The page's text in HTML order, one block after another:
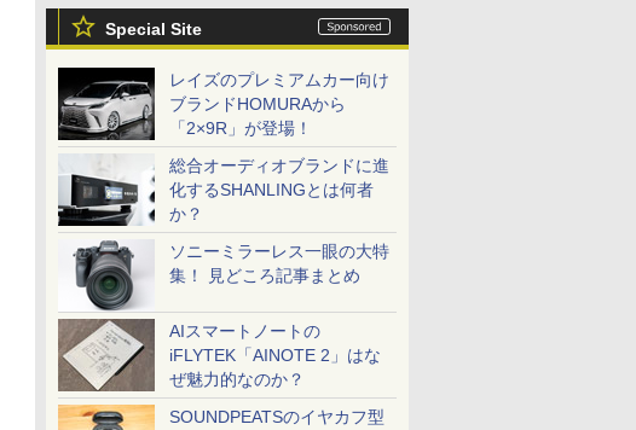
Special Site
レイズのプレミアムカー向け
ブランドHOMURAから
「2×9R」が登場！
総合オーディオブランドに進
化するSHANLINGとは何者
か？
ソニーミラーレス一眼の大特
集！ 見どころ記事まとめ
AIスマートノートの
iFLYTEK「AINOTE 2」はな
ぜ魅力的なのか？
SOUNDPEATSのイヤカフ型